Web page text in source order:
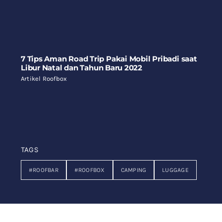
7 Tips Aman Road Trip Pakai Mobil Pribadi saat
Libur Natal dan Tahun Baru 2022
Artikel Roofbox
TAGS
#ROOFBAR #ROOFBOX CAMPING LUGGAGE